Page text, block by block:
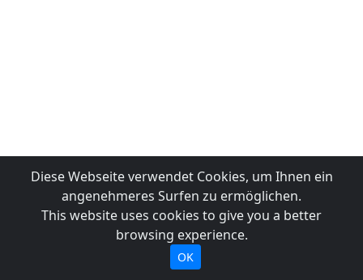
Diese Webseite verwendet Cookies, um Ihnen ein
angenehmeres Surfen zu ermöglichen.
This website uses cookies to give you a better
browsing experience.
OK